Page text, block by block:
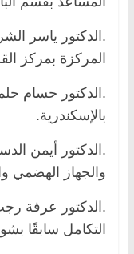
.الدكتور ياسر
المركزة بمركز
.الدكتور حسام
بالإسكندرية.
.الدكتور أيمن
والجهاز الهضمي
.الدكتور عرفة
التكامل سابقًا